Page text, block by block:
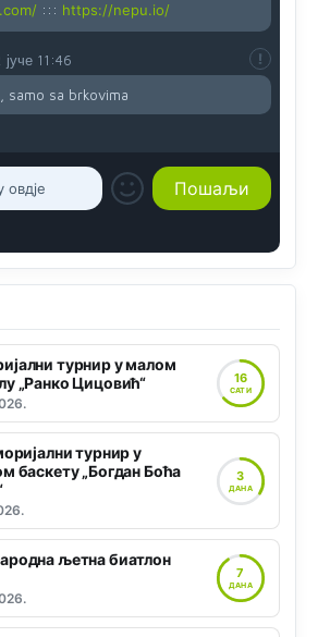
::: https://nepu.io/
јуче 11:46
samo sa brkovima
турнир у малом
„Ранко Цицовић“
16
САТИ
турнир у
баскету „Богдан Боћа
3
ДАНА
љетна биатлон
7
ДАНА